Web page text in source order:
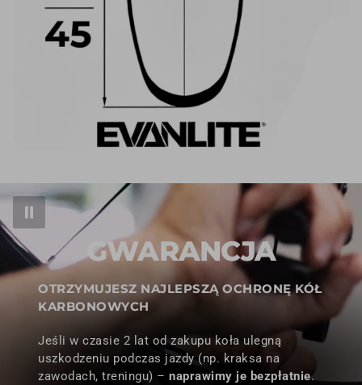
GWARANCJA
OTRZYMUJESZ NAJLEPSZĄ OCHRONĘ KÓŁ
KARBONOWYCH
Jeśli w czasie 2 lat od zakupu koła ulegną
uszkodzeniu podczas jazdy (np. kraksa na
zawodach, treningu) –naprawimy je bezpłatnie.